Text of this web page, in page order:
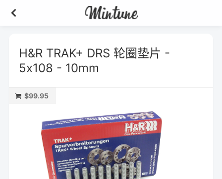
H&R TRAK+ DRS 轮圈垫片 -
5x108 - 10mm
$99.95